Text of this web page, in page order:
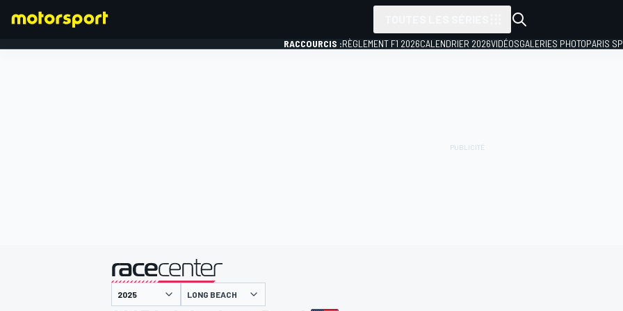
RACCOURCIS :RÈGLEMENT F1 2026CALENDRIER 2026VIDÉOSGALERIES PHOTOPARIS
présenté par
LONG BEACH